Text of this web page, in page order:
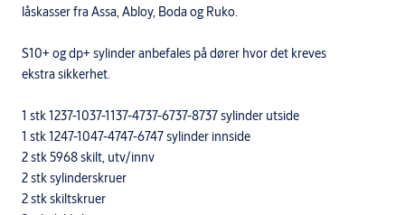
låskasser fra Assa, Abloy, Boda og Ruko.
S10+ og dp+ sylinder anbefales på dører hvor det kreves
ekstra sikkerhet.
1 stk 1237-1037-1137-4737-6737-8737 sylinder utside
1 stk 1247-1047-4747-6747 sylinder innside
2 stk 5968 skilt, utv/innv
2 stk sylinderskruer
2 stk skiltskruer